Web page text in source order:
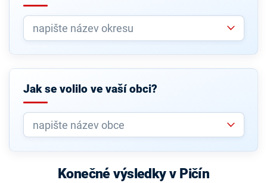
Jak se volilo ve vaší obci?
Konečné výsledky v Pičín